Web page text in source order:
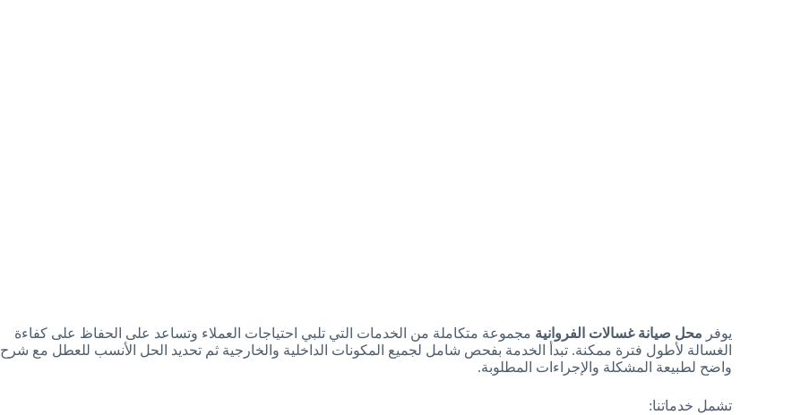
يوفر محل صيانة غسالات الفروانية مجموعة متكاملة من الخدمات التي تلبي احتياجات العملاء وتساعد على الحفاظ على كفاءة
الغسالة لأطول فترة ممكنة. تبدأ الخدمة بفحص شامل لجميع المكونات الداخلية والخارجية ثم تحديد الحل الأنسب للعطل مع شرح
واضح لطبيعة المشكلة والإجراءات المطلوبة.
تشمل خدماتنا: